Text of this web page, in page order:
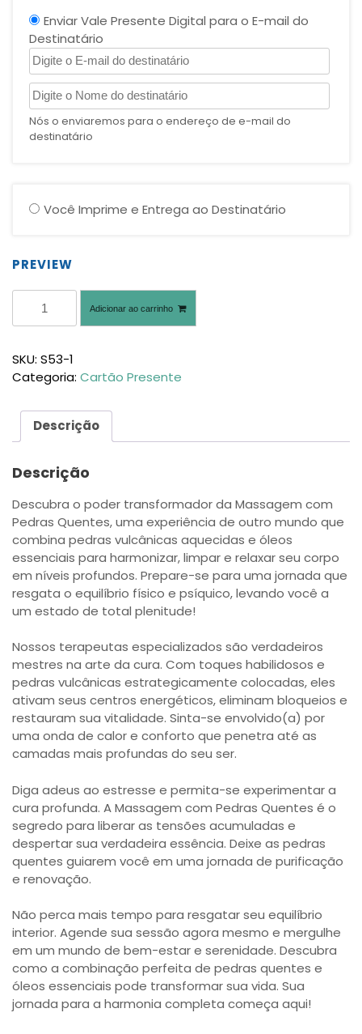
Enviar Vale Presente Digital para o E-mail do
Destinatário
Nós o enviaremos para o endereço de e-mail do
destinatário
Você Imprime e Entrega ao Destinatário
PREVIEW
Adicionar ao carrinho
SKU: S53-1
Categoria: Cartão Presente
Descrição
Descrição
Descubra o poder transformador da Massagem com
Pedras Quentes, uma experiência de outro mundo que
combina pedras vulcânicas aquecidas e óleos
essenciais para harmonizar, limpar e relaxar seu corpo
em níveis profundos. Prepare-se para uma jornada que
resgata o equilíbrio físico e psíquico, levando você a
um estado de total plenitude!
Nossos terapeutas especializados são verdadeiros
mestres na arte da cura. Com toques habilidosos e
pedras vulcânicas estrategicamente colocadas, eles
ativam seus centros energéticos, eliminam bloqueios e
restauram sua vitalidade. Sinta-se envolvido(a) por
uma onda de calor e conforto que penetra até as
camadas mais profundas do seu ser.
Diga adeus ao estresse e permita-se experimentar a
cura profunda. A Massagem com Pedras Quentes é o
segredo para liberar as tensões acumuladas e
despertar sua verdadeira essência. Deixe as pedras
quentes guiarem você em uma jornada de purificação
e renovação.
Não perca mais tempo para resgatar seu equilíbrio
interior. Agende sua sessão agora mesmo e mergulhe
em um mundo de bem-estar e serenidade. Descubra
como a combinação perfeita de pedras quentes e
óleos essenciais pode transformar sua vida. Sua
jornada para a harmonia completa começa aqui!